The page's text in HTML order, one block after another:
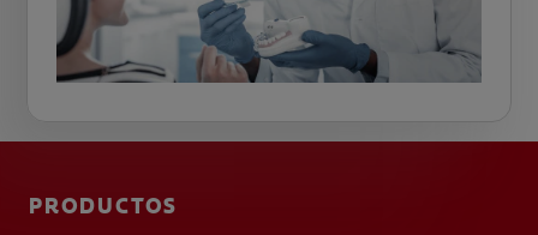
PRODUCTOS